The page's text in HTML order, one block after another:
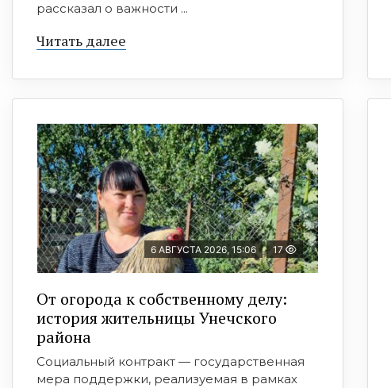
рассказал о важности ...
Читать далее
6 АВГУСТА 2026, 15:06 17
От огорода к собственному делу:
история жительницы Унечского
района
Социальный контракт — государственная
мера поддержки, реализуемая в рамках